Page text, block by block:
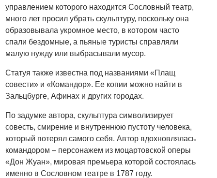
управлением которого находится Сословный театр,
много лет просил убрать скульптуру, поскольку она
образовывала укромное место, в котором часто
спали бездомные, а пьяные туристы справляли
малую нужду или выбрасывали мусор.
Статуя также известна под названиями «Плащ
совести» и «Командор». Ее копии можно найти в
Зальцбурге, Афинах и других городах.
По задумке автора, скульптура символизирует
совесть, смирение и внутреннюю пустоту человека,
который потерял самого себя. Автор вдохновлялась
командором – персонажем из моцартовской оперы
«Дон Жуан», мировая премьера которой состоялась
именно в Сословном театре в 1787 году.